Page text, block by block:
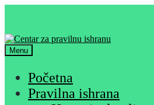
Menu
Početna
Pravilna ishrana